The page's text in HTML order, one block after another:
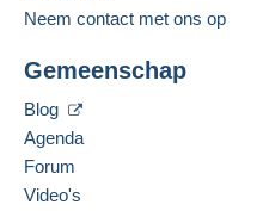
Neem contact met ons op
Gemeenschap
Blog
Agenda
Forum
Video's